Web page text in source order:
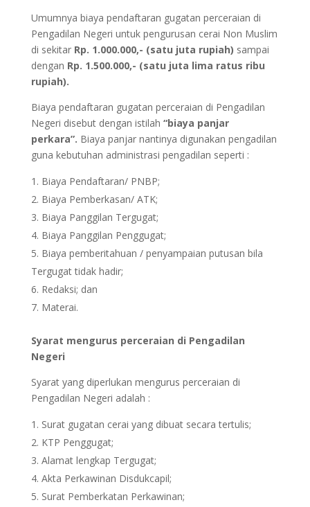
Umumnya biaya pendaftaran gugatan perceraian di
Pengadilan Negeri untuk pengurusan cerai Non Muslim
di sekitar Rp. 1.000.000,- (satu juta rupiah) sampai
dengan Rp. 1.500.000,- (satu juta lima ratus ribu
rupiah).
Biaya pendaftaran gugatan perceraian di Pengadilan
Negeri disebut dengan istilah “biaya panjar
perkara”. Biaya panjar nantinya digunakan pengadilan
guna kebutuhan administrasi pengadilan seperti :
Biaya Pendaftaran/ PNBP;
Biaya Pemberkasan/ ATK;
Biaya Panggilan Tergugat;
Biaya Panggilan Penggugat;
Biaya pemberitahuan / penyampaian putusan bila
Tergugat tidak hadir;
Redaksi; dan
Materai.
Syarat mengurus perceraian di Pengadilan
Negeri
Syarat yang diperlukan mengurus perceraian di
Pengadilan Negeri adalah :
Surat gugatan cerai yang dibuat secara tertulis;
KTP Penggugat;
Alamat lengkap Tergugat;
Akta Perkawinan Disdukcapil;
Surat Pemberkatan Perkawinan;